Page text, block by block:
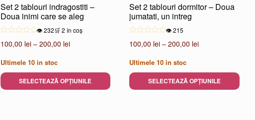
Set 2 tablouri indragostiti –
Doua inimi care se aleg
👁️ 232🛒 2 în coș
100,00 lei – 200,00 leiInterval
până
Ultimele 10in stoc
SELECTEAZĂ OPȚIUNILE
Set 2 tablouri dormitor – Doua
jumatati, un intreg
👁️ 215
100,00 lei – 200,00 leiInterval
până
Ultimele10 in stoc
SELECTEAZĂ OPȚIUNILE